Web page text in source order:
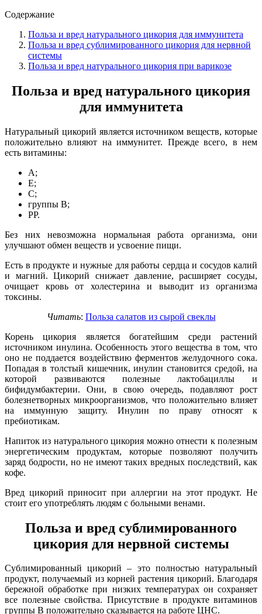
Содержание
Польза и вред натурального цикория для иммунитета
Польза и вред сублимированного цикория для нервной
системы
Польза и вред натурального цикория при варикозе
Польза и вред натурального цикория
для иммунитета
Натуральный цикорий является источником веществ, которые
положительно влияют на иммунитет. Прежде всего, в нем
есть витамины:
А;
Е;
С;
группы В;
РР.
Без них невозможна нормальная работа организма, они
улучшают обмен веществ и усвоение пищи.
Есть в продукте и нужные для работы сердца и сосудов калий
и магний. Цикорий снижает давление, расширяет сосуды,
очищает кровь от холестерина и выводит из организма
токсины.
Читать: Польза салатов из сырой свеклы
Корень цикория является богатейшим среди растений
источником инулина. Особенность этого вещества в том, что
оно не поддается воздействию ферментов желудочного сока.
Попадая в толстый кишечник, инулин становится средой, на
которой развиваются полезные лактобациллы и
бифидумбактерии. Они, в свою очередь, подавляют рост
болезнетворных микроорганизмов, что положительно влияет
на иммунную защиту. Инулин по праву относят к
пребиотикам.
Напиток из натурального цикория можно отнести к полезным
энергетическим продуктам, которые позволяют получить
заряд бодрости, но не имеют таких вредных последствий, как
кофе.
Вред цикорий приносит при аллергии на этот продукт. Не
стоит его употреблять людям с больными венами.
Польза и вред сублимированного
цикория для нервной системы
Сублимированный цикорий – это полностью натуральный
продукт, получаемый из корней растения цикорий. Благодаря
бережной обработке при низких температурах он сохраняет
все полезные свойства. Присутствие в продукте витаминов
группы В положительно сказывается на работе ЦНС.